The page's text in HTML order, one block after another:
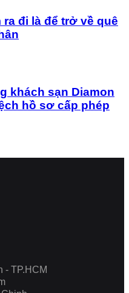
đi là để trở về quê
khách sạn Diamon
hồ sơ cấp phép
- TP.HCM